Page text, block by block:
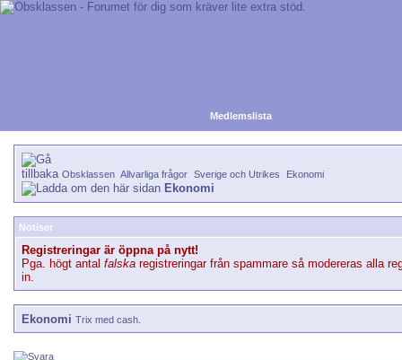
Medlemslista
Obsklassen Allvarliga frågor Sverige och Utrikes Ekonomi
Ekonomi
Notiser
Registreringar är öppna på nytt!
Pga. högt antal falska registreringar från spammare så modereras alla
in.
Ekonomi Trix med cash.